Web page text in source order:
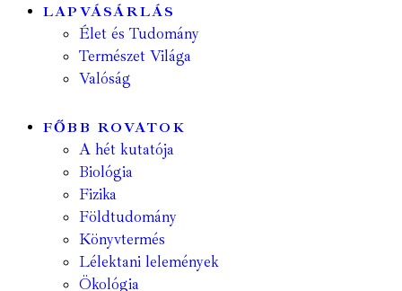
LAPVÁSÁRLÁS
Élet és Tudomány
Természet Világa
Valóság
FŐBB ROVATOK
A hét kutatója
Biológia
Fizika
Földtudomány
Könyvtermés
Lélektani lelemények
Ökológia